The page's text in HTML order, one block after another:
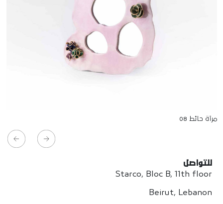
مرآة حائط 08
للتواصل
Starco, Bloc B, 11th floor
Beirut, Lebanon